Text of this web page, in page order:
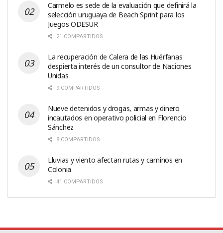
Carmelo es sede de la evaluación que definirá la
selección uruguaya de Beach Sprint para los
Juegos ODESUR
21 COMPARTIDOS
La recuperación de Calera de las Huérfanas
despierta interés de un consultor de Naciones
Unidas
9 COMPARTIDOS
Nueve detenidos y drogas, armas y dinero
incautados en operativo policial en Florencio
Sánchez
8 COMPARTIDOS
Lluvias y viento afectan rutas y caminos en
Colonia
41 COMPARTIDOS